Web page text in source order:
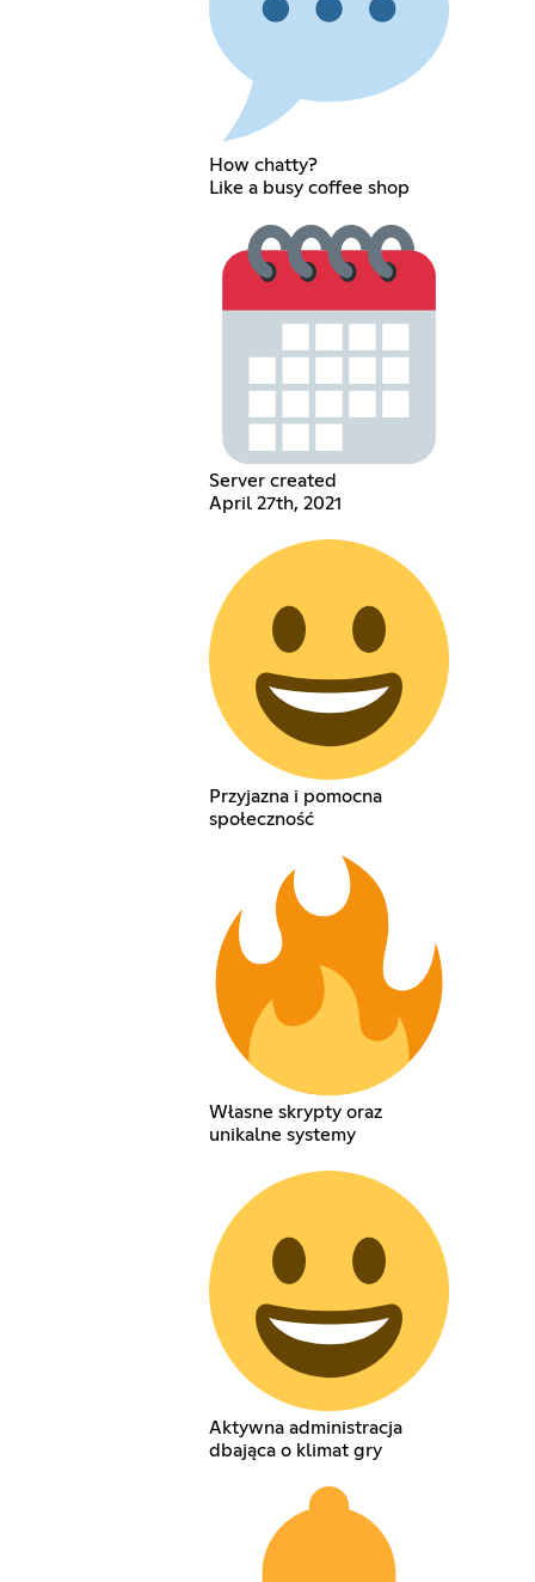
How chatty?
Like a busy coffee shop
Server created
April 27th, 2021
Przyjazna i pomocna
społeczność
Własne skrypty oraz
unikalne systemy
Aktywna administracja
dbająca o klimat gry